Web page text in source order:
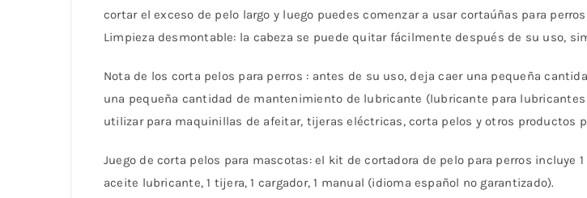
cortar el exceso de pelo largo y luego puedes comenzar a usar cortaúñas para
Limpieza desmontable: la cabeza se puede quitar fácilmente después de su uso,
Nota de los corta pelos para perros : antes de su uso, deja caer una pequeña
una pequeña cantidad de mantenimiento de lubricante (lubricante para
utilizar para maquinillas de afeitar, tijeras eléctricas, corta pelos y otros productos
Juego de corta pelos para mascotas: el kit de cortadora de pelo para perros incluye
aceite lubricante, 1 tijera, 1 cargador, 1 manual (idioma español no garantizado).